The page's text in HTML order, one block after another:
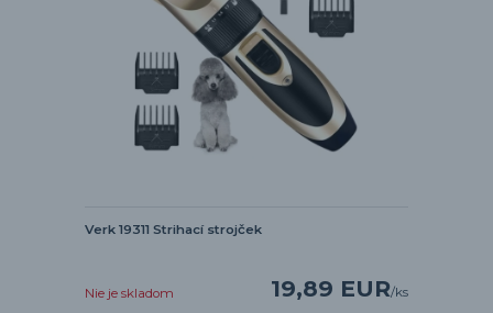
Verk 19311 Strihací strojček
19,89 EUR/ks
Nie je skladom